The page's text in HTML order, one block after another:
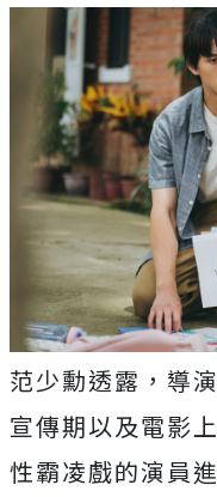
范少勳透露，導
宣傳期以及電影
性霸凌戲的演員